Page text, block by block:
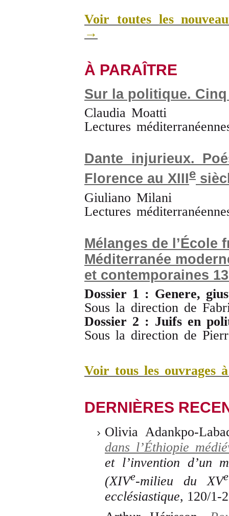
Voir toutes les
→
À PARAÎTRE
Sur la politique.
Claudia Moatti
Lectures
Dante injurieux.
Florence au XIIIe
Giuliano Milani
Lectures
Mélanges de l’École
Méditerranée
et contemporaines
Dossier 1 : Genere,
Sous la direction de
Dossier 2 : Juifs en
Sous la direction de
Voir tous les ouvrages
DERNIÈRES
Olivia Adankpo-
dans l’Éthiopie
et l’invention d’un
(XIVe-milieu du XVe
ecclésiastique, 120/1-